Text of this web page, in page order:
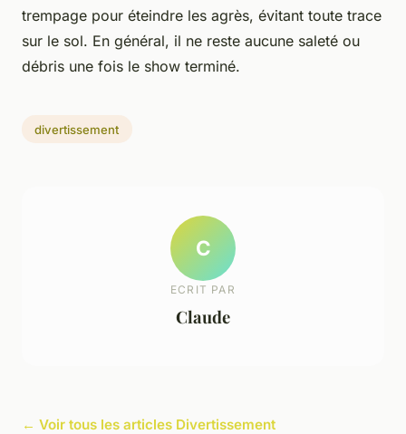
trempage pour éteindre les agrès, évitant toute trace
sur le sol. En général, il ne reste aucune saleté ou
débris une fois le show terminé.
divertissement
C
ECRIT PAR
Claude
← Voir tous les articles Divertissement